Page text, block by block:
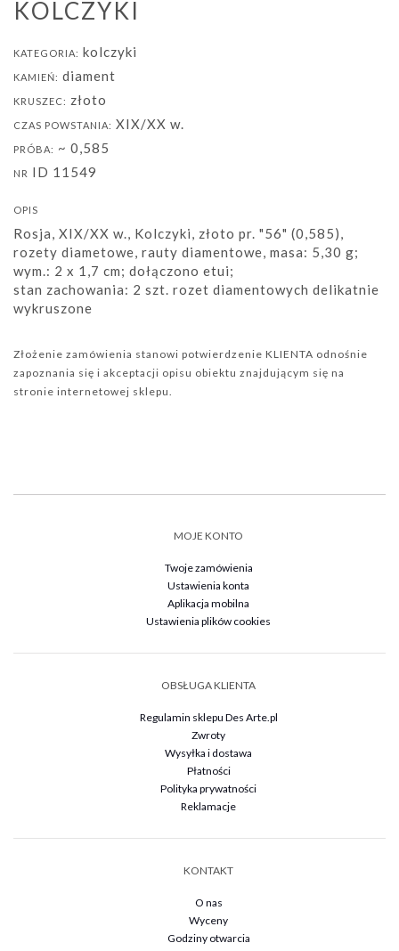
KOLCZYKI
KATEGORIA: kolczyki
KAMIEŃ: diament
KRUSZEC: złoto
CZAS POWSTANIA: XIX/XX w.
PRÓBA: ~ 0,585
NR ID 11549
OPIS
Rosja, XIX/XX w., Kolczyki, złoto pr. "56" (0,585),
rozety diametowe, rauty diamentowe, masa: 5,30 g;
wym.: 2 x 1,7 cm; dołączono etui;
stan zachowania: 2 szt. rozet diamentowych delikatnie
wykruszone
Złożenie zamówienia stanowi potwierdzenie KLIENTA odnośnie
zapoznania się i akceptacji opisu obiektu znajdującym się na
stronie internetowej sklepu.
MOJE KONTO
Twoje zamówienia
Ustawienia konta
Aplikacja mobilna
Ustawienia plików cookies
OBSŁUGA KLIENTA
Regulamin sklepu Des Arte.pl
Zwroty
Wysyłka i dostawa
Płatności
Polityka prywatności
Reklamacje
KONTAKT
O nas
Wyceny
Godziny otwarcia